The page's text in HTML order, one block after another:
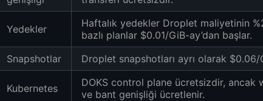
Yedekler
Haftalık yedekler Droplet maliyetinin
bazlı planlar $0.01/GiB-ay’dan başlar.
Snapshotlar
Droplet snapshotları ayrı olarak
Kubernetes
DOKS control plane ücretsizdir, ancak
ve bant genişliği ücretlenir.